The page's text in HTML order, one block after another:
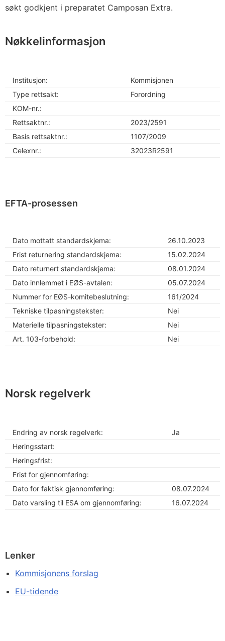
søkt godkjent i preparatet Camposan Extra.
Nøkkelinformasjon
Institusjon:
Kommisjonen
Type rettsakt:
Forordning
KOM-nr.:
Rettsaktnr.:
2023/2591
Basis rettsaktnr.:
1107/2009
Celexnr.:
32023R2591
EFTA-prosessen
Dato mottatt standardskjema:
26.10.2023
Frist returnering standardskjema:
15.02.2024
Dato returnert standardskjema:
08.01.2024
Dato innlemmet i EØS-avtalen:
05.07.2024
Nummer for EØS-komitebeslutning:
161/2024
Tekniske tilpasningstekster:
Nei
Materielle tilpasningstekster:
Nei
Art. 103-forbehold:
Nei
Norsk regelverk
Endring av norsk regelverk:
Ja
Høringsstart:
Høringsfrist:
Frist for gjennomføring:
Dato for faktisk gjennomføring:
08.07.2024
Dato varsling til ESA om gjennomføring:
16.07.2024
Lenker
Kommisjonens forslag
EU-tidende